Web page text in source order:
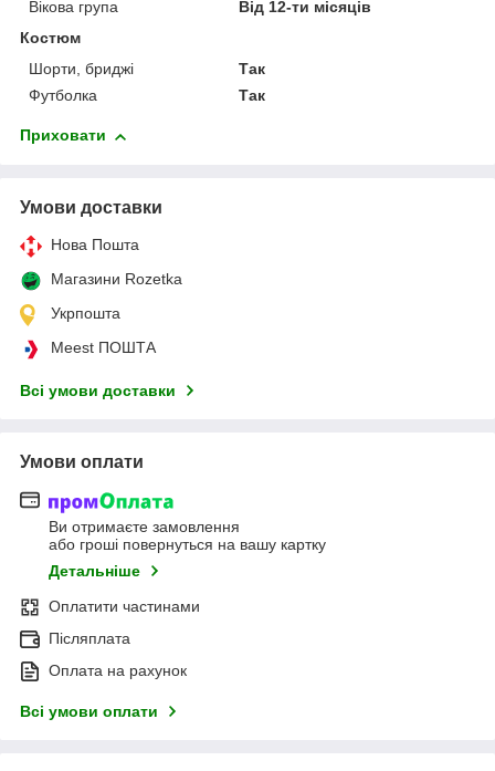
Вікова група
Від 12-ти місяців
Костюм
Шорти, бриджі
Так
Футболка
Так
Приховати
Умови доставки
Нова Пошта
Магазини Rozetka
Укрпошта
Meest ПОШТА
Всі умови доставки
Умови оплати
Ви отримаєте замовлення
або гроші повернуться на вашу картку
Детальніше
Оплатити частинами
Післяплата
Оплата на рахунок
Всі умови оплати